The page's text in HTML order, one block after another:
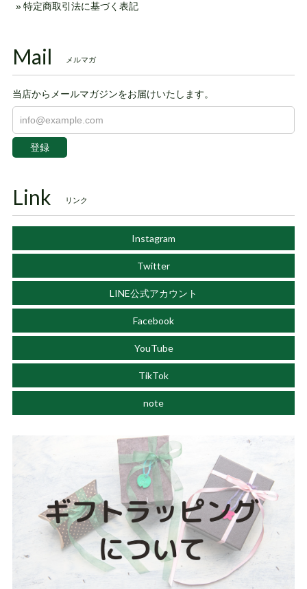
特定商取引法に基づく表記
Mail メルマガ
当店からメールマガジンをお届けいたします。
登録
Link リンク
Instagram
Twitter
LINE公式アカウント
Facebook
YouTube
TikTok
note